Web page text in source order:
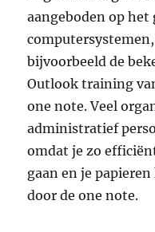
aangeboden op het
bijvoorbeeld de
Outlook training
one note. Veel
administratief
omdat je zo
gaan en je
door de one note.